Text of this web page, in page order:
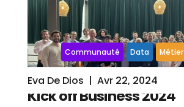
Communauté Data Métier
Kick off Business 2024
Eva De Dios | Avr 22, 2024